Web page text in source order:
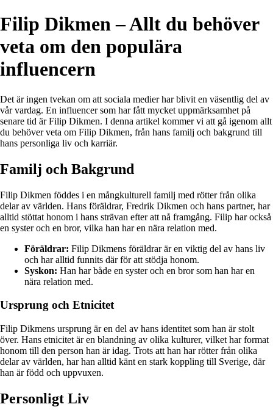
Filip Dikmen – Allt du behöver
veta om den populära
influencern
Det är ingen tvekan om att sociala medier har blivit en väsentlig del av
vår vardag. En influencer som har fått mycket uppmärksamhet på
senare tid är Filip Dikmen. I denna artikel kommer vi att gå igenom allt
du behöver veta om Filip Dikmen, från hans familj och bakgrund till
hans personliga liv och karriär.
Familj och Bakgrund
Filip Dikmen föddes i en mångkulturell familj med rötter från olika
delar av världen. Hans föräldrar, Fredrik Dikmen och hans partner, har
alltid stöttat honom i hans strävan efter att nå framgång. Filip har också
en syster och en bror, vilka han har en nära relation med.
Föräldrar: Filip Dikmens föräldrar är en viktig del av hans liv
och har alltid funnits där för att stödja honom.
Syskon: Han har både en syster och en bror som han har en
nära relation med.
Ursprung och Etnicitet
Filip Dikmens ursprung är en del av hans identitet som han är stolt
över. Hans etnicitet är en blandning av olika kulturer, vilket har format
honom till den person han är idag. Trots att han har rötter från olika
delar av världen, har han alltid känt en stark koppling till Sverige, där
han är född och uppvuxen.
Personligt Liv